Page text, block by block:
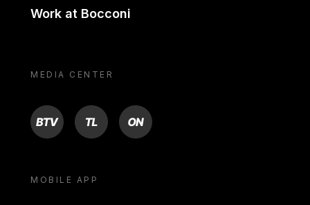
Work at Bocconi
MEDIA CENTER
BTV TL ON
MOBILE APP